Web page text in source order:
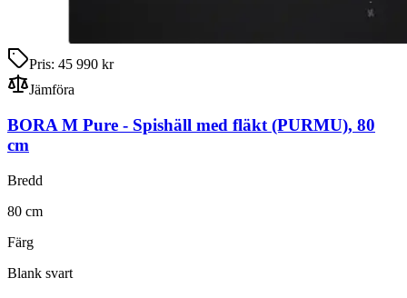
Pris: 45 990 kr
Jämföra
BORA M Pure - Spishäll med fläkt (PURMU), 80
cm
Bredd
80 cm
Färg
Blank svart